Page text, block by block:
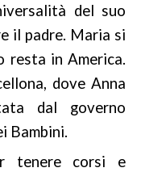
del suo
il padre. Maria si
resta in America.
dove Anna
dal governo
Bambini.
tenere corsi e